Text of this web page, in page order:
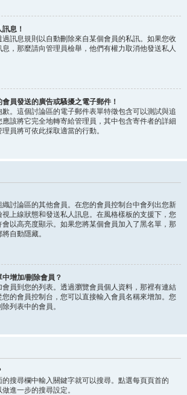
息！
訊息規則以自動刪除來自某個會員的私訊。如果您收
，那麼請向管理員檢舉，他們有權力取消他發送私人
員發送的廣告或騷擾之電子郵件！
。這個討論區的電子郵件表單特徵包含可以測試與追
該將它完全地轉寄給管理員，其中包含寄件者的詳細
員將可依此採取適當的行動。
討論區的其他會員。在您的會員控制台中會列出您新
上線狀態和發送私人訊息。在風格樣板的支援下，您
以高亮度顯示。如果您將某個會員加入了黑名單，那
自動隱藏。
增加/刪除會員？
員到您的列表。透過瀏覽會員個人資料，那裡有連結
的會員控制台，您可以直接輸入會員名稱來增加。您
列表中的會員。
搜尋欄中輸入關鍵字就可以搜尋。點選每頁頁首的
進一步的搜尋設定。